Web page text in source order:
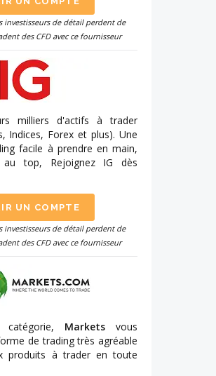
investisseurs de détail perdent de
des CFD avec ce fournisseur
milliers d'actifs à trader
Indices, Forex et plus). Une
facile à prendre en main,
top, Rejoignez IG dès
UN COMPTE
investisseurs de détail perdent de
des CFD avec ce fournisseur
Markets vous
de trading très agréable
produits à trader en toute